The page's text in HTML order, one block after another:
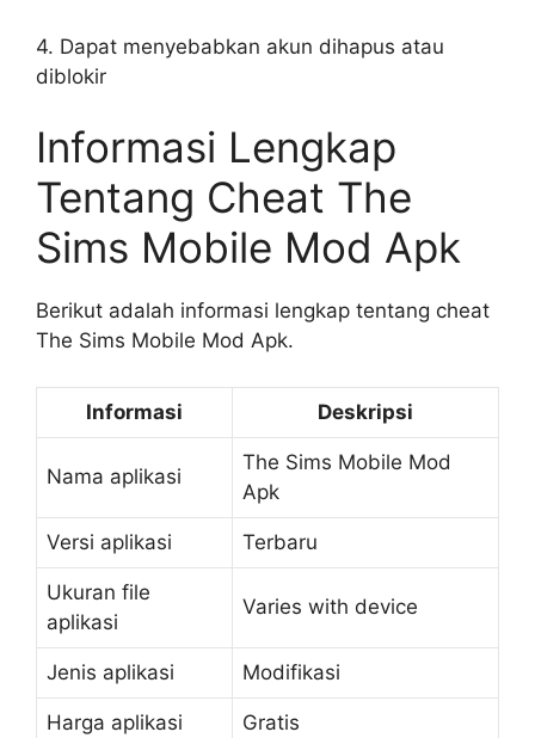
4. Dapat menyebabkan akun dihapus atau
diblokir
Informasi Lengkap
Tentang Cheat The
Sims Mobile Mod Apk
Berikut adalah informasi lengkap tentang cheat
The Sims Mobile Mod Apk.
Informasi Deskripsi
Nama aplikasi
The Sims Mobile Mod
Apk
Versi aplikasi Terbaru
Ukuran file
aplikasi
Varies with device
Jenis aplikasi Modifikasi
Harga aplikasi Gratis